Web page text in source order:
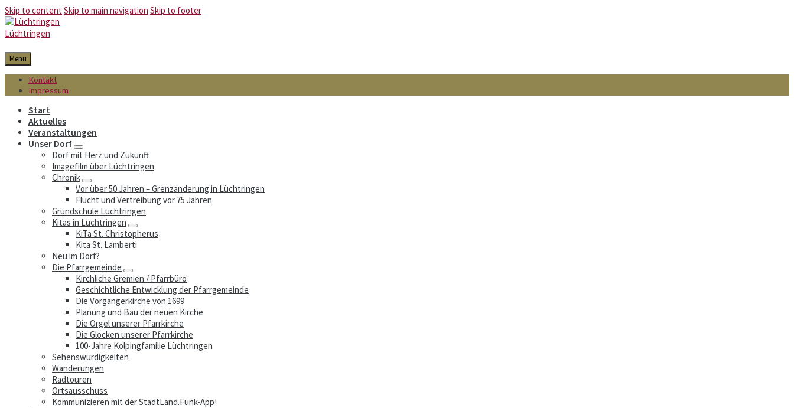
Skip to contentSkip to main navigation Skip to footer
Lüchtringen
Menu
Kontakt
Impressum
Start
Aktuelles
Veranstaltungen
Unser Dorf
Dorf mit Herz und Zukunft
Imagefilm über Lüchtringen
Chronik
Vor über 50 Jahren – Grenzänderung in Lüchtringen
Flucht und Vertreibung vor 75 Jahren
Grundschule Lüchtringen
Kitas in Lüchtringen
KiTa St. Christopherus
Kita St. Lamberti
Neu im Dorf?
Die Pfarrgemeinde
Kirchliche Gremien / Pfarrbüro
Geschichtliche Entwicklung der Pfarrgemeinde
Die Vorgängerkirche von 1699
Planung und Bau der neuen Kirche
Die Orgel unserer Pfarrkirche
Die Glocken unserer Pfarrkirche
100-Jahre Kolpingfamilie Lüchtringen
Sehenswürdigkeiten
Wanderungen
Radtouren
Ortsausschuss
Kommunizieren mit der StadtLand.Funk-App!